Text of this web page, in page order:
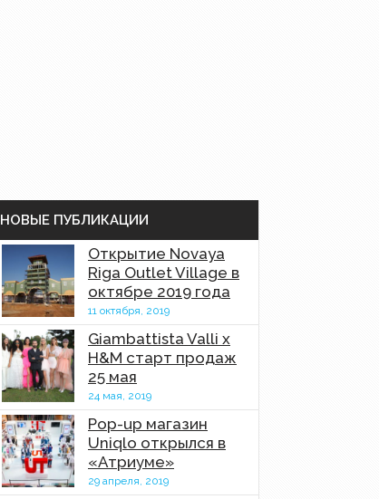
НОВЫЕ ПУБЛИКАЦИИ
Открытие Novaya
Riga Outlet Village в
октябре 2019 года
11 октября, 2019
Giambattista Valli x
H&M старт продаж
25 мая
24 мая, 2019
Pop-up магазин
Uniqlo открылся в
«Атриуме»
29 апреля, 2019